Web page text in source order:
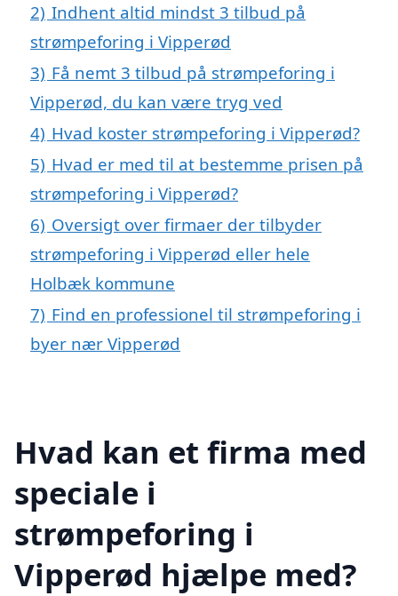
2) Indhent altid mindst 3 tilbud på
strømpeforing i Vipperød
3) Få nemt 3 tilbud på strømpeforing i
Vipperød, du kan være tryg ved
4) Hvad koster strømpeforing i Vipperød?
5) Hvad er med til at bestemme prisen på
strømpeforing i Vipperød?
6) Oversigt over firmaer der tilbyder
strømpeforing i Vipperød eller hele
Holbæk kommune
7) Find en professionel til strømpeforing i
byer nær Vipperød
Hvad kan et firma med
speciale i
strømpeforing i
Vipperød hjælpe med?